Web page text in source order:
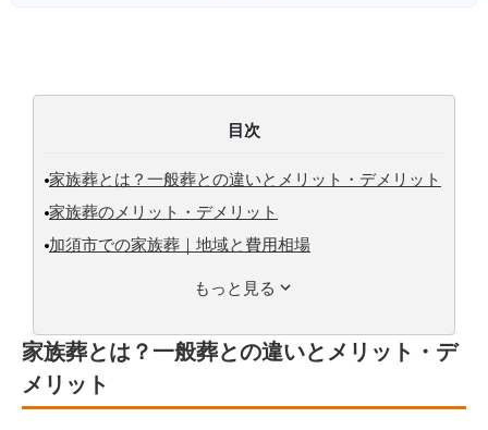
目次
家族葬とは？一般葬との違いとメリット・デメリット
家族葬のメリット・デメリット
加須市での家族葬｜地域と費用相場
もっと見る
家族葬とは？一般葬との違いとメリット・デ
メリット